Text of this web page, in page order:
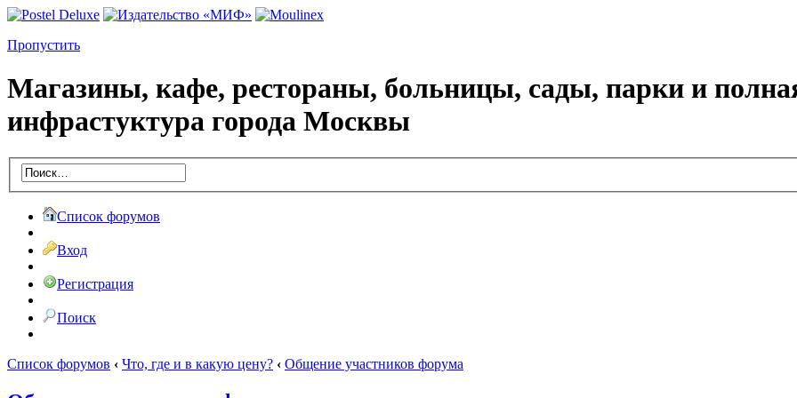
Пропустить
Магазины, кафе, рестораны, больницы, сады, парки и
инфрастуктура города Москвы
Список форумов
Вход
Регистрация
Поиск
Список форумов ‹ Что, где и в какую цену? ‹ Общение участников форума